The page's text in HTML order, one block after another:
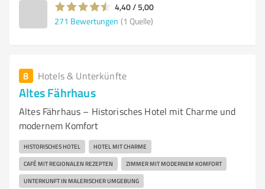
4,40 / 5,00
271 Bewertungen (1 Quelle)
8 Hotels & Unterkünfte
Altes Fährhaus
Altes Fährhaus – Historisches Hotel mit Charme und
modernem Komfort
HISTORISCHES HOTEL HOTEL MIT CHARME
CAFÉ MIT REGIONALEN REZEPTEN ZIMMER MIT MODERNEM KOMFORT
UNTERKUNFT IN MALERISCHER UMGEBUNG